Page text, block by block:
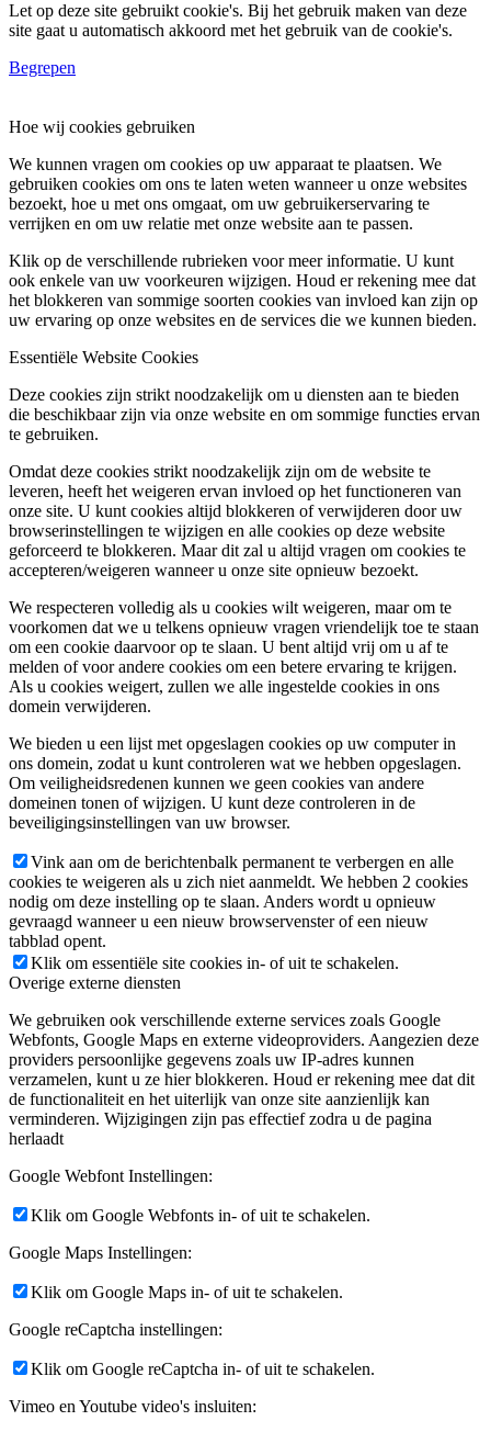
Let op deze site gebruikt cookie's. Bij het gebruik maken van deze
site gaat u automatisch akkoord met het gebruik van de cookie's.
Begrepen
Hoe wij cookies gebruiken
We kunnen vragen om cookies op uw apparaat te plaatsen. We
gebruiken cookies om ons te laten weten wanneer u onze websites
bezoekt, hoe u met ons omgaat, om uw gebruikerservaring te
verrijken en om uw relatie met onze website aan te passen.
Klik op de verschillende rubrieken voor meer informatie. U kunt
ook enkele van uw voorkeuren wijzigen. Houd er rekening mee dat
het blokkeren van sommige soorten cookies van invloed kan zijn op
uw ervaring op onze websites en de services die we kunnen bieden.
Essentiële Website Cookies
Deze cookies zijn strikt noodzakelijk om u diensten aan te bieden
die beschikbaar zijn via onze website en om sommige functies ervan
te gebruiken.
Omdat deze cookies strikt noodzakelijk zijn om de website te
leveren, heeft het weigeren ervan invloed op het functioneren van
onze site. U kunt cookies altijd blokkeren of verwijderen door uw
browserinstellingen te wijzigen en alle cookies op deze website
geforceerd te blokkeren. Maar dit zal u altijd vragen om cookies te
accepteren/weigeren wanneer u onze site opnieuw bezoekt.
We respecteren volledig als u cookies wilt weigeren, maar om te
voorkomen dat we u telkens opnieuw vragen vriendelijk toe te staan
om een cookie daarvoor op te slaan. U bent altijd vrij om u af te
melden of voor andere cookies om een betere ervaring te krijgen.
Als u cookies weigert, zullen we alle ingestelde cookies in ons
domein verwijderen.
We bieden u een lijst met opgeslagen cookies op uw computer in
ons domein, zodat u kunt controleren wat we hebben opgeslagen.
Om veiligheidsredenen kunnen we geen cookies van andere
domeinen tonen of wijzigen. U kunt deze controleren in de
beveiligingsinstellingen van uw browser.
Vink aan om de berichtenbalk permanent te verbergen en alle
cookies te weigeren als u zich niet aanmeldt. We hebben 2 cookies
nodig om deze instelling op te slaan. Anders wordt u opnieuw
gevraagd wanneer u een nieuw browservenster of een nieuw
tabblad opent.
Klik om essentiële site cookies in- of uit te schakelen.
Overige externe diensten
We gebruiken ook verschillende externe services zoals Google
Webfonts, Google Maps en externe videoproviders. Aangezien deze
providers persoonlijke gegevens zoals uw IP-adres kunnen
verzamelen, kunt u ze hier blokkeren. Houd er rekening mee dat dit
de functionaliteit en het uiterlijk van onze site aanzienlijk kan
verminderen. Wijzigingen zijn pas effectief zodra u de pagina
herlaadt
Google Webfont Instellingen:
Klik om Google Webfonts in- of uit te schakelen.
Google Maps Instellingen:
Klik om Google Maps in- of uit te schakelen.
Google reCaptcha instellingen:
Klik om Google reCaptcha in- of uit te schakelen.
Vimeo en Youtube video's insluiten: